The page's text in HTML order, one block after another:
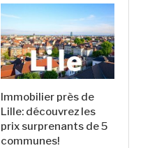
Immobilier près de
Lille: découvrez les
prix surprenants de 5
communes!